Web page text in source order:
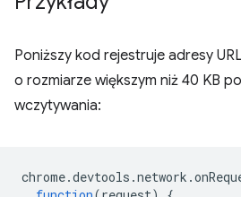
Poniższy kod rejestruje adresy
o rozmiarze większym niż 40 KB
wczytywania:
chrome.devtools .network .